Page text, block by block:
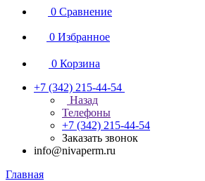
0 Сравнение
0 Избранное
0 Корзина
+7 (342) 215-44-54
Назад
Телефоны
+7 (342) 215-44-54
Заказать звонок
info@nivaperm.ru
Главная